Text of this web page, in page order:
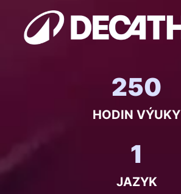
250
HODIN VÝUKY
1
JAZYK